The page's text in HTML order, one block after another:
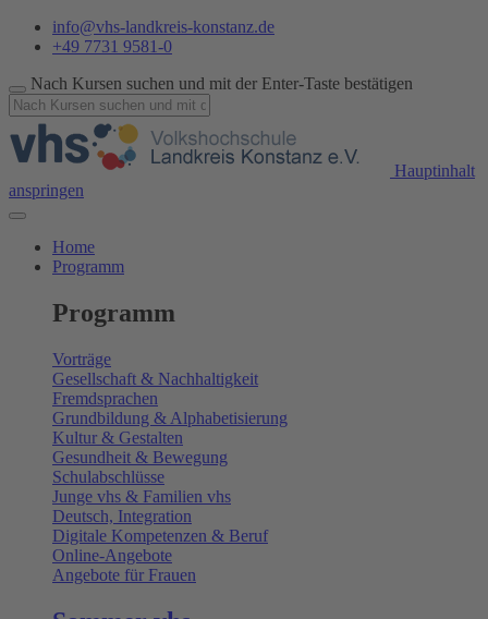
info@vhs-landkreis-konstanz.de
+49 7731 9581-0
Nach Kursen suchen und mit der Enter-Taste bestätigen
Hauptinhalt
anspringen
Home
Programm
Programm
Vorträge
Gesellschaft & Nachhaltigkeit
Fremdsprachen
Grundbildung & Alphabetisierung
Kultur & Gestalten
Gesundheit & Bewegung
Schulabschlüsse
Junge vhs & Familien vhs
Deutsch, Integration
Digitale Kompetenzen & Beruf
Online-Angebote
Angebote für Frauen